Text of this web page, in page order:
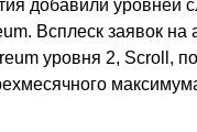
добавили уровней
Всплеск заявок на
уровня 2, Scroll,